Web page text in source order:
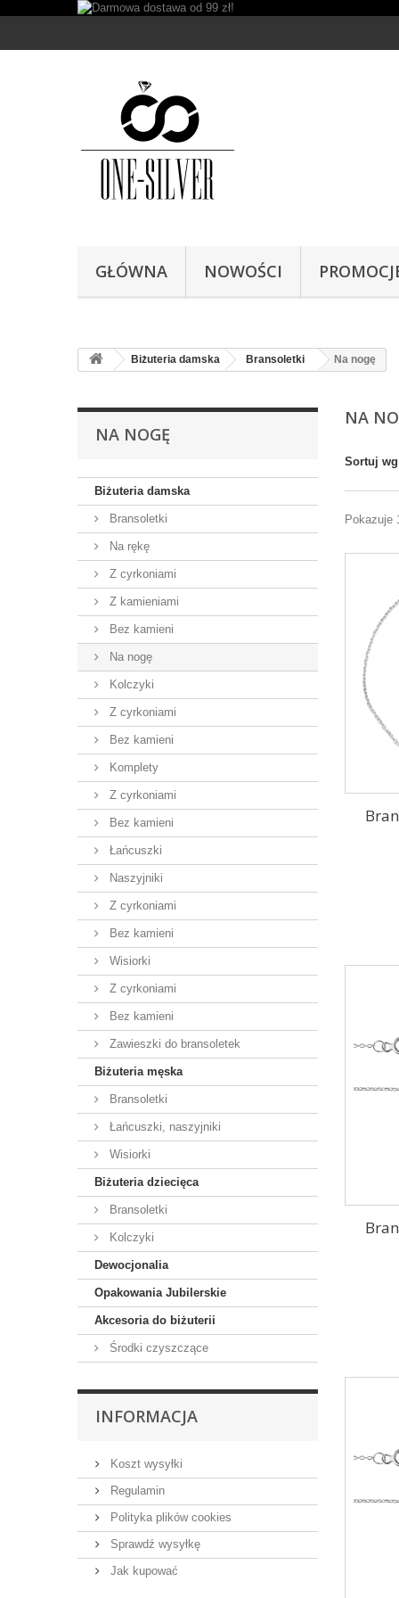
GŁÓWNA NOWOŚCI
Biżuteria damska Bransoletki Na nogę
NA NOGĘ
Biżuteria damska
Bransoletki
Na rękę
Z cyrkoniami
Z kamieniami
Bez kamieni
Na nogę
Kolczyki
Z cyrkoniami
Bez kamieni
Komplety
Z cyrkoniami
Bez kamieni
Łańcuszki
Naszyjniki
Z cyrkoniami
Bez kamieni
Wisiorki
Z cyrkoniami
Bez kamieni
Zawieszki do bransoletek
Biżuteria męska
Bransoletki
Łańcuszki, naszyjniki
Wisiorki
Biżuteria dziecięca
Bransoletki
Kolczyki
Dewocjonalia
Opakowania Jubilerskie
Akcesoria do biżuterii
Środki czyszczące
INFORMACJA
Koszt wysyłki
Regulamin
Polityka plików cookies
Sprawdź wysyłkę
Jak kupować
NA
Sortuj wg
Pokazuje